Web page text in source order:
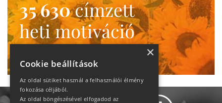
35 630címzett
heti motiváció
Ne maradj le!
×
Cookie beállítások
Az oldal sütiket használ a felhasználói élmény
fokozása céljából.
Az oldal böngészésével elfogadod az